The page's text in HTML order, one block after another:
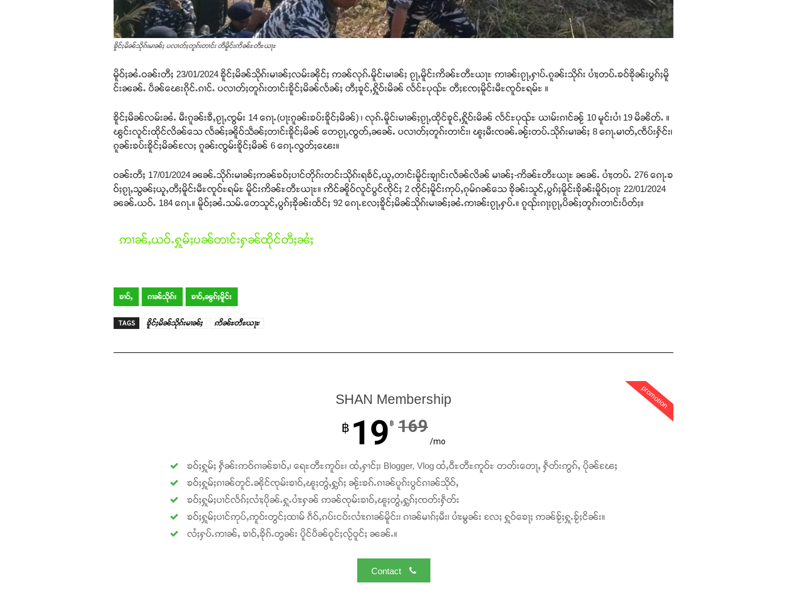
ၶိူင်ႈမိၼ်သိုၵ်းမၢၼ်ႈ ပလၢတ်ႈတူၵ်းတၢင်း တီမိူင်းဢိၼ်ႊတီႊယႃႊ
မိူဝ်ႈၼႆႉဝၼ်းတီႈ 23/01/2024 ၶိူင်ႈမိၼ်သိုၵ်းမၢၼ်ႈလမ်းၼိုင်ႈ ဢၼ်လုၵ်ႉမိူင်းမၢၼ်ႈ ၵႂႃႇမိူင်းဢိၼ်ႊတီႊယႃႊ ဢၢၼ်းၵႂႃႇႁၢပ်ႉၵူၼ်းသိုၵ်း ပၢႆႈတပ်ႉၶဝ်ၶိုၼ်းပွၵ်ႈမိူ
င်းၼၼ်ႉ ပဵၼ်ၽေးၵိုင်ႉၵၢင်ႉ ပလၢတ်ႈတူၵ်းတၢင်းၶိူင်ႈမိၼ်လႅၼ်ႈ တီႈၶူင်ႇႁိူဝ်းမိၼ် လႅင်ႊပုၺ်ႊ တီႈၸႄႈမိူင်းမီႊၸူဝ်ႊရမ်ႊ ။
ၶိူင်ႈမိၼ်လမ်းၼႆႉ မီးၵူၼ်းၶီႇၵႂႃႇၸွမ်း 14 ၵေႃႉ(ပႃးၵူၼ်းၶပ်းၶိူင်ႈမိၼ်) ၊ လုၵ်ႉမိူင်းမၢၼ်ႈၵႂႃႇထိုင်ၶူင်ႇႁိူဝ်းမိၼ် လႅင်ႊပုၺ်ႊ ယၢမ်းၵၢင်ၼႂ် 10 မူင်းပၢႆ 19 မိၼိတ်ႉ ။
ၽွင်းလူင်းထိုင်လိၼ်သေ လႅၼ်ႈၼိူဝ်သဵၼ်ႈတၢင်းၶိူင်ႈမိၼ် တေၵႂႃႇၸွတ်ႇၼၼ်ႉ ပလၢတ်ႈတူၵ်းတၢင်း၊ ၽူႈမီးၸၼ်ႉၼႂ်းတပ်ႉသိုၵ်းမၢၼ်ႈ 8 ၵေႃႉမၢတ်ႇၸဵပ်းႁႅင်း၊
ၵူၼ်းၶပ်းၶိူင်ႈမိၼ်လႄႈ ၵူၼ်းၸွမ်းၶိူင်ႈမိၼ် 6 ၵေႃႉလွတ်ႈၽေး။
ဝၼ်းတီႈ 17/01/2024 ၼၼ်ႉသိုၵ်းမၢၼ်ႈဢၼ်ၶဝ်ႈပၢင်တိုၵ်းတင်းသိုၵ်းရၶႅင်ႇယူႇတၢင်းမိူင်းၶျၢင်းလႅၼ်လိၼ် မၢၼ်ႈ-ဢိၼ်ႊတီႊယႃႊ ၼၼ်ႉ ပၢႆႈတပ်ႉ 276 ၵေႃႉၶ
ဝ်ႈၵႂႃႇသွၼ်ႈယူႇတီႈမိူင်းမီႊၸူဝ်ႊရမ်ႊ မိူင်းဢိၼ်ႊတီႊယႃႊ။ ဢိင်ၼိူဝ်လူင်ပွင်ၸိုင်ႈ 2 ၸိုင်ႈမိူင်းဢုပ်ႇၵုမ်ၵၼ်သေ ၶိုၼ်းသူင်ႇပွၵ်ႈမိူင်းၶိုၼ်းမိူဝ်ႈဝႃး 22/01/2024
ၼၼ်ႉယဝ်ႉ 184 ၵေႃႉ။ မိူဝ်ႈၼႆႉသမ်ႉတေသူင်ႇပွၵ်ႈၶိုၼ်းထႅင်ႈ 92 ၵေႃႉလႄႈၶိူင်ႈမိၼ်သိုၵ်းမၢၼ်ႈၼႆႉဢၢၼ်းၵႂႃႇႁပ်ႉ။ ၵူၺ်းၵႃႈၵႂႃႇပိၼ်ႈတူၵ်းတၢင်းပႅတ်ႈ။
ဢၢၼ်ႇယဝ်ႉႁူမ်ႈပၼ်တၢင်းႁၼ်ထိုင်တီႈၼႆႈ
ၶၢဝ်ႇ ၵၢၼ်သိုၵ်း ၶၢဝ်ႇၼွၵ်ႈမိူင်း
TAGS ၶိူင်ႈမိၼ်သိုၵ်းမၢၼ်ႈ ဢိၼ်ႊတီႊယႃႊ
promotion
SHAN Membership
฿ 19 ฿ 169
/mo
ၶဝ်ႈႁူမ်ႈ ႁဵၼ်းဢဝ်ၵၢၼ်ၶၢဝ်ႇ၊ ရေႊတီႊဢူဝ်ႊ၊ ထႆႇႁၢင်ႈ၊ Blogger, Vlog ထႆႇဝီႊတီႊဢူဝ်ႊ တတ်းတေႃႇ ႁဵတ်းဢွၵ်ႇ ပိုၼ်ၽႄႈ
ၶဝ်ႈႁူမ်ႈၵၢၼ်တူင်ႉၼိုင်ၸုမ်းၶၢဝ်ႇၽူႈတွႆႇႁွၵ်ႈ ၼႂ်းၶၵ်ႉၵၢၼ်ပူၵ်းပွင်ၵၢၼ်သိုဝ်ႇ
ၶဝ်ႈႁူမ်ႈပၢင်လႅၵ်ႈလၢႆႈပိုၼ်ႉႁူႉပၢႆးႁၼ် ဢၼ်ၸုမ်းၶၢဝ်ႇၽူႈတွႆႇႁွၵ်ႈၸတ်းႁဵတ်း
ၶဝ်ႈႁူမ်ႈပၢင်ဢုပ်ႇဢူဝ်းတွင်ႈထၢမ် ၵဵဝ်ႇၵပ်းငဝ်းလၢႆးၵၢၼ်မိူင်း၊ ၵၢၼ်မၢၵ်ႈမီး၊ ပၢႆးမွၼ်း လႄႈ ႁူဝ်ၶေႃႈ ဢၼ်ၶႂ်ႈႁူႉၶႂ်ႈငိၼ်း။
လႆႈႁပ်ႉဢၢၼ်ႇ ၶၢဝ်ႇၶိုၵ်ႉတွၼ်း ပိူင်ပဵၼ်ဝူင်ႈလႂ်ဝူင်ႈ ၼၼ်ႉ။
Contact